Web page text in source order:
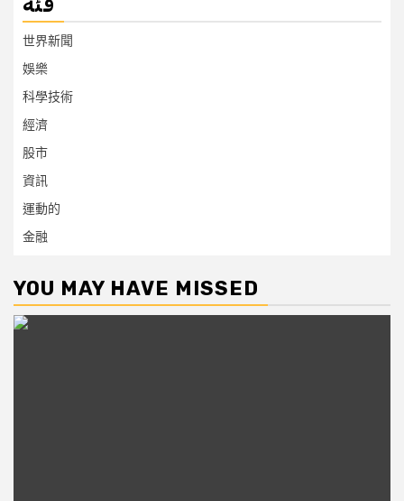
فئة
世界新聞
娛樂
科學技術
經濟
股市
資訊
運動的
金融
YOU MAY HAVE MISSED